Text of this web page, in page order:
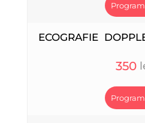
ECOGRAFIE
350